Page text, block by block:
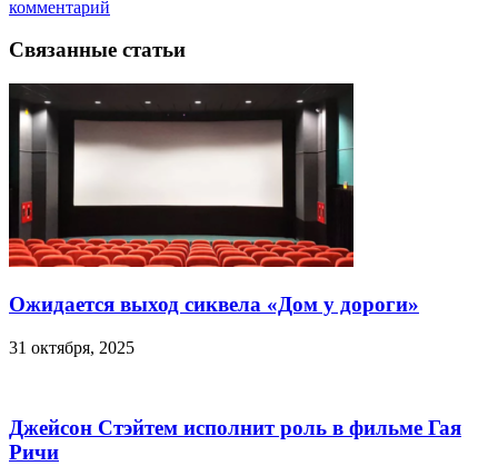
комментарий
Связанные статьи
Ожидается выход сиквела «Дом у дороги»
31 октября, 2025
Джейсон Стэйтем исполнит роль в фильме Гая
Ричи